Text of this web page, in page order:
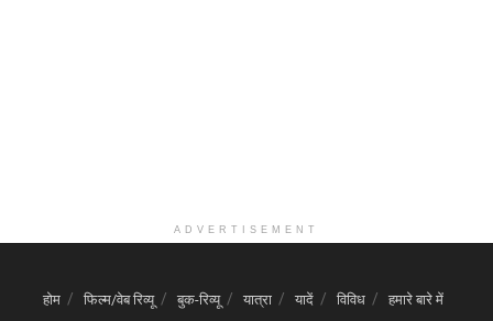
ADVERTISEMENT
होम फिल्म/वेब रिव्यू बुक-रिव्यू यात्रा यादें विविध हमारे बारे में